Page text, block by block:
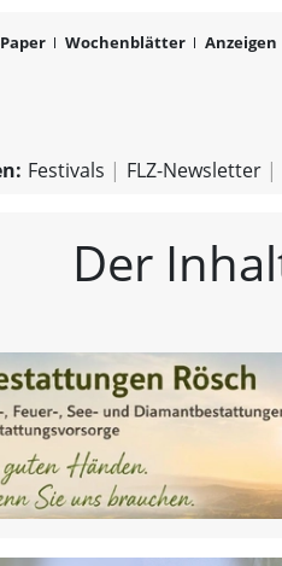
Paper Wochenblätter Anzeigen
Festivals FLZ-Newsletter
Der